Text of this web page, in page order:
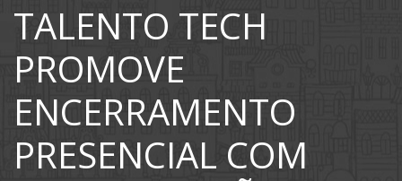
TALENTO TECH
PROMOVE
ENCERRAMENTO
PRESENCIAL COM